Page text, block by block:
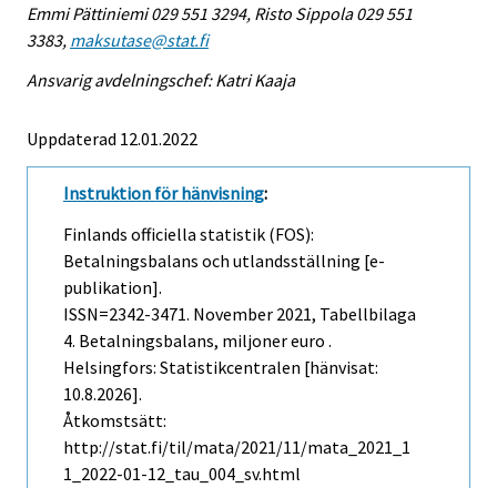
Emmi Pättiniemi 029 551 3294, Risto Sippola 029 551
3383, maksutase@stat.fi
Ansvarig avdelningschef: Katri Kaaja
Uppdaterad 12.01.2022
Instruktion för hänvisning:
Finlands officiella statistik (FOS):
Betalningsbalans och utlandsställning [e-
publikation].
ISSN=2342-3471. November 2021, Tabellbilaga
4. Betalningsbalans, miljoner euro .
Helsingfors: Statistikcentralen [hänvisat:
10.8.2026].
Åtkomstsätt:
http://stat.fi/til/mata/2021/11/mata_2021_1
1_2022-01-12_tau_004_sv.html